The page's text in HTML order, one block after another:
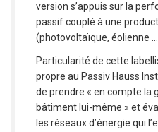
version s’appuis sur la
passif couplé à une
(photovoltaïque, éolienne
Particularité de cette
propre au Passiv Hauss
de prendre « en compte la
bâtiment lui-même » et
les réseaux d’énergie qui